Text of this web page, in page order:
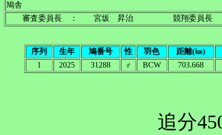
鳩舎
審査委員長 ： 宮坂 昇治 競翔委員
序列 生年 鳩番号 性 羽色
距離(㎞)
1
2025 31288 ♂ BCW 703.668
追分